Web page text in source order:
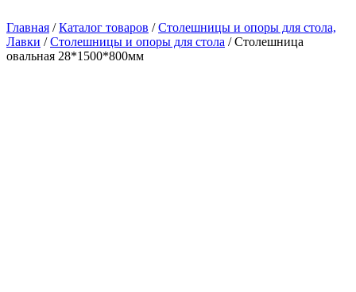
Главная /Каталог товаров /Столешницы и опоры для стола,
Лавки /Столешницы и опоры для стола / Столешница
овальная 28*1500*800мм